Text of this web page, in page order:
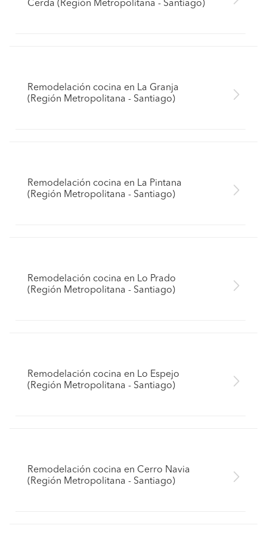
Cerda (Región Metropolitana - Santiago)
Remodelación cocina en La Granja
(Región Metropolitana - Santiago)
Remodelación cocina en La Pintana
(Región Metropolitana - Santiago)
Remodelación cocina en Lo Prado
(Región Metropolitana - Santiago)
Remodelación cocina en Lo Espejo
(Región Metropolitana - Santiago)
Remodelación cocina en Cerro Navia
(Región Metropolitana - Santiago)